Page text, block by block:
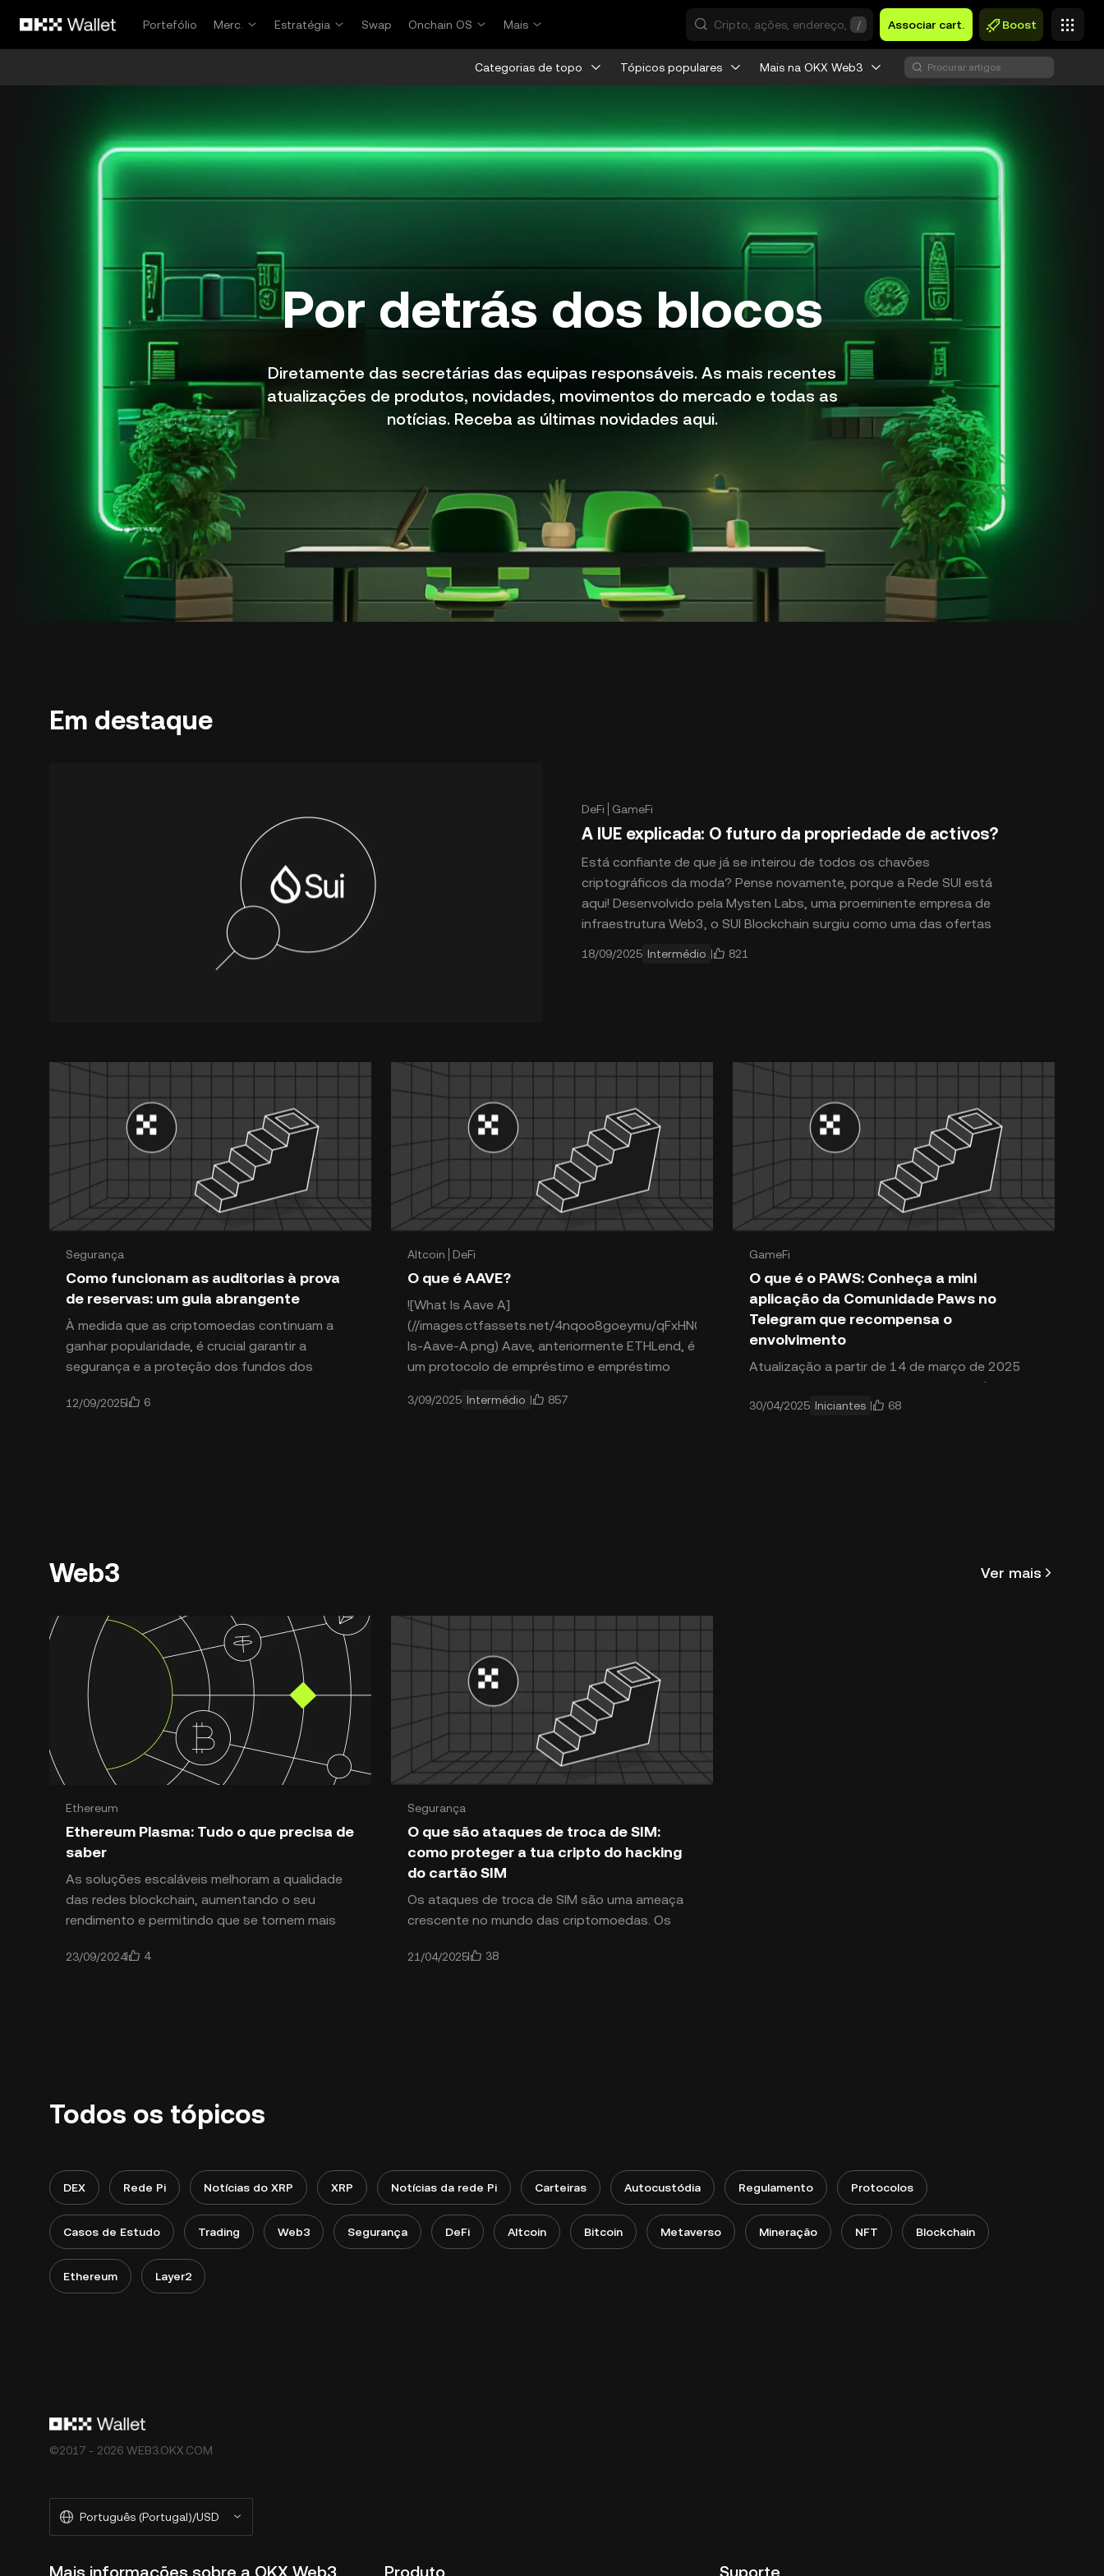
Portefólio
Merc. Estratégia Swap Onchain OS Mais / Associar cart. Boost
Categorias de topo Tópicos populares Mais na OKX Web3
Por detrás dos blocos
Diretamente das secretárias das equipas responsáveis. As mais recentes
atualizações de produtos, novidades, movimentos do mercado e todas as
notícias. Receba as últimas novidades aqui.
Em destaque
DeFi GameFi
A IUE explicada: O futuro da propriedade de activos?
Está confiante de que já se inteirou de todos os chavões
criptográficos da moda? Pense novamente, porque a Rede SUI está
aqui! Desenvolvido pela Mysten Labs, uma proeminente empresa de
infraestrutura Web3, o SUI Blockchain surgiu como uma das ofertas
mais cativantes no espaço do blockchain. À medida que esta
18/09/2025 Intermédio 821
Segurança
Como funcionam as auditorias à prova
de reservas: um guia abrangente
À medida que as criptomoedas continuam a
ganhar popularidade, é crucial garantir a
segurança e a proteção dos fundos dos
de auditorias de Prova de Reservas (PoR), que
12/09/2025 6
Altcoin DeFi
O que é AAVE?
![What Is Aave A]
(//images.ctfassets.net/4nqoo8goeymu/qFxHN042RvjkD1Xty4Dcf/e908f30c207695d551b1db204516ad35/
Is-Aave-A.png) Aave, anteriormente ETHLend, é
um protocolo de empréstimo e empréstimo
3/09/2025 Intermédio 857
GameFi
O que é o PAWS: Conheça a mini
aplicação da Comunidade Paws no
Telegram que recompensa o
envolvimento
Atualização a partir de 14 de março de 2025
Data de Lançamento Oficial do Token $PAWS O
token Paws ($PAWS) está programado para
30/04/2025 Iniciantes 68
Web3 Ver mais
Ethereum
Ethereum Plasma: Tudo o que precisa de
saber
As soluções escaláveis melhoram a qualidade
das redes blockchain, aumentando o seu
rendimento e permitindo que se tornem mais
solução que torna o Ethereum
23/09/2024 4
Segurança
O que são ataques de troca de SIM:
como proteger a tua cripto do hacking
do cartão SIM
Os ataques de troca de SIM são uma ameaça
crescente no mundo das criptomoedas. Os
telemóvel para obter acesso não autorizado às
21/04/2025 38
Todos os tópicos
DEX Rede Pi Notícias do XRP XRP Notícias da rede Pi Carteiras Autocustódia Regulamento Protocolos
Casos de Estudo Trading Web3 Segurança DeFi Altcoin Bitcoin Metaverso Mineração NFT Blockchain
Ethereum Layer2
©2017 - 2026 WEB3.OKX.COM
Português (Portugal)/USD